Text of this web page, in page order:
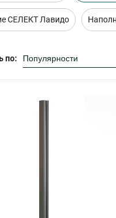
СЕЛЕКТ Лавидо
по: